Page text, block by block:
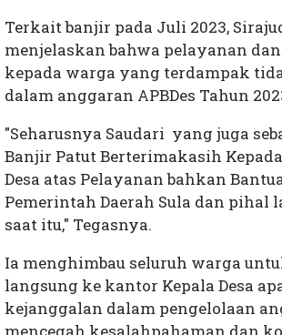
Terkait banjir pada Juli 2023,
menjelaskan bahwa pelayanan
kepada warga yang terdampak
dalam anggaran APBDes Tahun
"Seharusnya Saudari yang juga
Banjir Patut Berterimakasih
Desa atas Pelayanan bahkan
Pemerintah Daerah Sula dan pihal
saat itu," Tegasnya.
Ia menghimbau seluruh warga
langsung ke kantor Kepala Desa
kejanggalan dalam pengelolaan
mencegah kesalahpahaman dan